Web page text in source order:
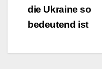
die Ukraine so
bedeutend ist